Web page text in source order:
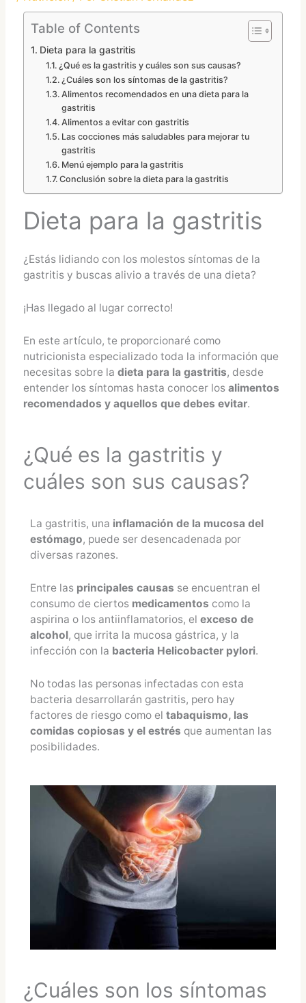
Table of Contents
Dieta para la gastritis
¿Qué es la gastritis y cuáles son sus causas?
¿Cuáles son los síntomas de la gastritis?
Alimentos recomendados en una dieta para la
gastritis
Alimentos a evitar con gastritis
Las cocciones más saludables para mejorar tu
gastritis
Menú ejemplo para la gastritis
Conclusión sobre la dieta para la gastritis
Dieta para la gastritis
¿Estás lidiando con los molestos síntomas de la
gastritis y buscas alivio a través de una dieta?
¡Has llegado al lugar correcto!
En este artículo, te proporcionaré como
nutricionista especializado toda la información que
necesitas sobre la dieta para la gastritis, desde
entender los síntomas hasta conocer los alimentos
recomendados y aquellos que debes evitar.
¿Qué es la gastritis y
cuáles son sus causas?
La gastritis, una inflamación de la mucosa del
estómago, puede ser desencadenada por
diversas razones.
Entre las principales causas se encuentran el
consumo de ciertos medicamentos como la
aspirina o los antiinflamatorios, el exceso de
alcohol, que irrita la mucosa gástrica, y la
infección con la bacteria Helicobacter pylori.
No todas las personas infectadas con esta
bacteria desarrollarán gastritis, pero hay
factores de riesgo como el tabaquismo, las
comidas copiosas y el estrés que aumentan las
posibilidades.
¿Cuáles son los síntomas